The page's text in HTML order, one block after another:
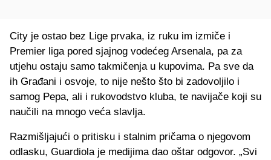
City je ostao bez Lige prvaka, iz ruku im izmiče i
Premier liga pored sjajnog vodećeg Arsenala, pa za
utjehu ostaju samo takmičenja u kupovima. Pa sve da
ih Građani i osvoje, to nije nešto što bi zadovoljilo i
samog Pepa, ali i rukovodstvo kluba, te navijače koji su
naučili na mnogo veća slavlja.
Razmišljajući o pritisku i stalnim pričama o njegovom
odlasku, Guardiola je medijima dao oštar odgovor. „Svi